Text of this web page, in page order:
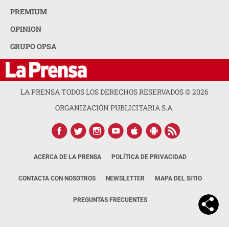
PREMIUM
OPINION
GRUPO OPSA
LA PRENSA TODOS LOS DERECHOS RESERVADOS ©2026
ORGANIZACIÓN PUBLICITARIA S.A.
ACERCA DE LA PRENSA POLÍTICA DE PRIVACIDAD
CONTACTA CON NOSOTROS NEWSLETTER MAPA DEL SITIO
PREGUNTAS FRECUENTES